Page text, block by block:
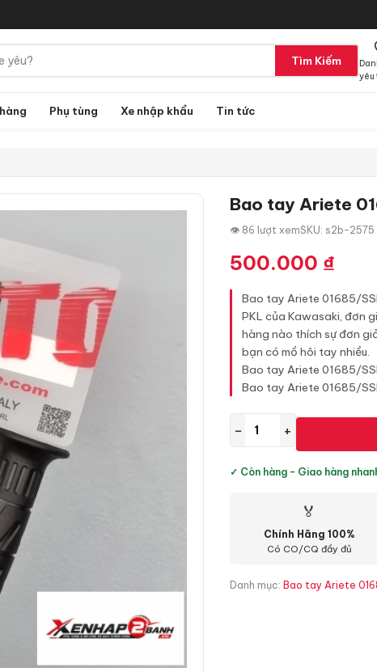
Tìm Kiếm
yêu
Phụ tùng Xe nhập khẩu Tin tức
Bao tay Ariete
👁 86 lượt xemSKU: s2b-2575
500.000 ₫
Bao tay Ariete 01685/
PKL của Kawasaki, đơn
hàng nào thích sự đơn
bạn có mồ hôi tay nhiều.
Bao tay Ariete 01685/
Bao tay Ariete 01685/
− +
✓ Còn hàng - Giao hàng
🏅
Chính Hãng 100%
Có CO/CQ đầy đủ
Danh mục: Bao tay Ariete